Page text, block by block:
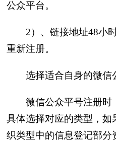
公众平台。
2）、链接地址48小
重新注册。
选择适合自身的微信
微信公众平号注册时
具体选择对应的类型，如
织类型中的信息登记部分